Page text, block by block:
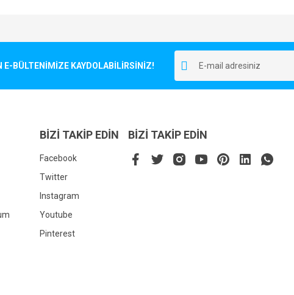
E-BÜLTENİMİZE KAYDOLABİLİRSİNİZ!
BİZİ TAKİP EDİN
Facebook
Twitter
Instagram
Youtube
Pinterest
BİZİ TAKİP EDİN